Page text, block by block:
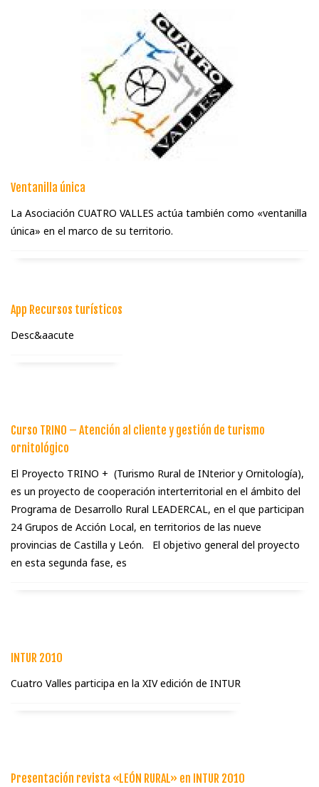
Ventanilla única
La Asociación CUATRO VALLES actúa también como «ventanilla
única» en el marco de su territorio.
App Recursos turí­sticos
Desc&aacute
Curso TRINO – Atención al cliente y gestión de turismo
ornitológico
El Proyecto TRINO + (Turismo Rural de INterior y Ornitología),
es un proyecto de cooperación interterritorial en el ámbito del
Programa de Desarrollo Rural LEADERCAL, en el que participan
24 Grupos de Acción Local, en territorios de las nueve
provincias de Castilla y León. El objetivo general del proyecto
en esta segunda fase, es
INTUR 2010
Cuatro Valles participa en la XIV edición de INTUR
Presentación revista «LEÓN RURAL» en INTUR 2010